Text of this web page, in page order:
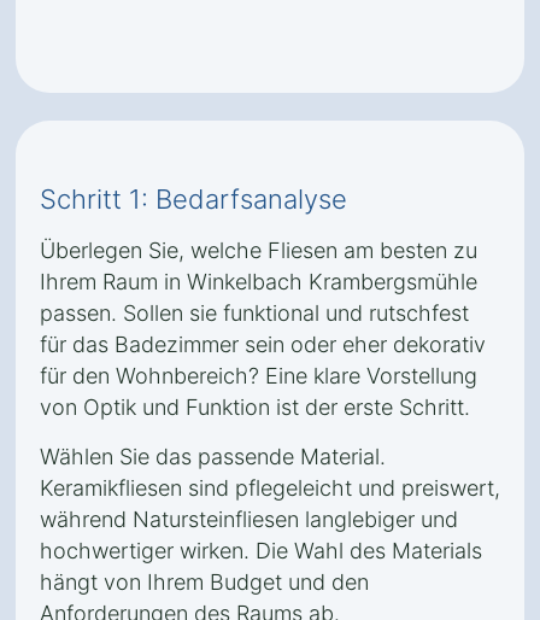
Schritt 1: Bedarfsanalyse
Überlegen Sie, welche Fliesen am besten zu
Ihrem Raum in Winkelbach Krambergsmühle
passen. Sollen sie funktional und rutschfest
für das Badezimmer sein oder eher dekorativ
für den Wohnbereich? Eine klare Vorstellung
von Optik und Funktion ist der erste Schritt.
Wählen Sie das passende Material.
Keramikfliesen sind pflegeleicht und preiswert,
während Natursteinfliesen langlebiger und
hochwertiger wirken. Die Wahl des Materials
hängt von Ihrem Budget und den
Anforderungen des Raums ab.